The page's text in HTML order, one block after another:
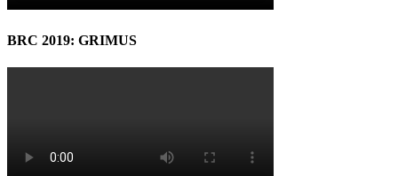
BRC 2019: GRIMUS